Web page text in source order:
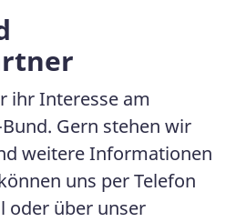
ihr Interesse am
Gern stehen wir
weitere Informationen
uns per Telefon
oder über unser